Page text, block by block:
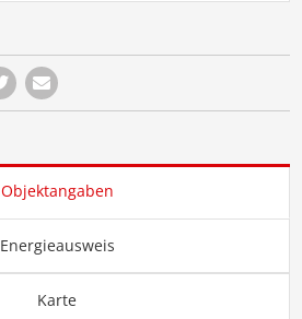
Objektangaben
Energieausweis
Karte